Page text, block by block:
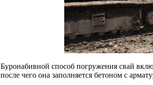
Буронабивной способ погружения свай
после чего она заполняется бетоном с